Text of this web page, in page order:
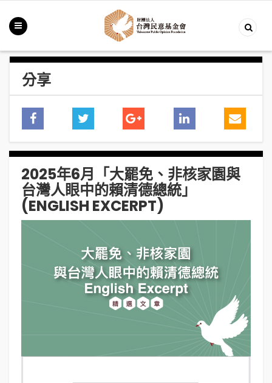
分享
2025年6月「大罷免、非核家園與
台灣人眼中的賴清德總統」
(ENGLISH EXCERPT)